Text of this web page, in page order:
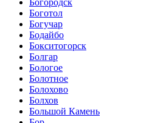
Богородск
Боготол
Богучар
Бодайбо
Бокситогорск
Болгар
Бологое
Болотное
Болохово
Болхов
Большой Камень